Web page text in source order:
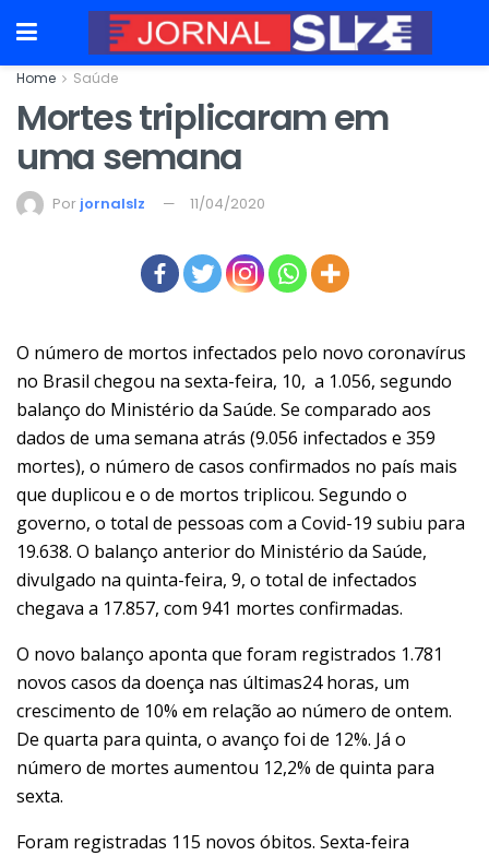
Home Saúde
Mortes triplicaram em
uma semana
Por jornalslz 11/04/2020
O número de mortos infectados pelo novo coronavírus
no Brasil chegou na sexta-feira, 10, a 1.056, segundo
balanço do Ministério da Saúde. Se comparado aos
dados de uma semana atrás (9.056 infectados e 359
mortes), o número de casos confirmados no país mais
que duplicou e o de mortos triplicou. Segundo o
governo, o total de pessoas com a Covid-19 subiu para
19.638. O balanço anterior do Ministério da Saúde,
divulgado na quinta-feira, 9, o total de infectados
chegava a 17.857, com 941 mortes confirmadas.
O novo balanço aponta que foram registrados 1.781
novos casos da doença nas últimas24 horas, um
crescimento de 10% em relação ao número de ontem.
De quarta para quinta, o avanço foi de 12%. Já o
número de mortes aumentou 12,2% de quinta para
sexta.
Foram registradas 115 novos óbitos. Sexta-feira